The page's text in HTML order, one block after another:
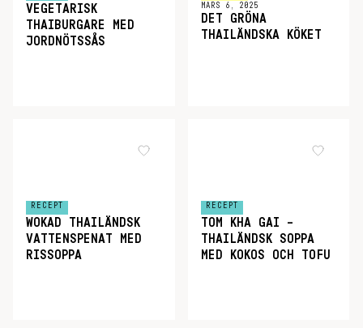
VEGETARISK
THAIBURGARE MED
JORDNÖTSSÅS
MARS 6, 2025
DET GRÖNA
THAILÄNDSKA KÖKET
RECEPT
WOKAD THAILÄNDSK
VATTENSPENAT MED
RISSOPPA
RECEPT
TOM KHA GAI –
THAILÄNDSK SOPPA
MED KOKOS OCH TOFU